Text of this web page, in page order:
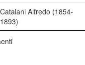
Catalani Alfredo (1854-
1893)